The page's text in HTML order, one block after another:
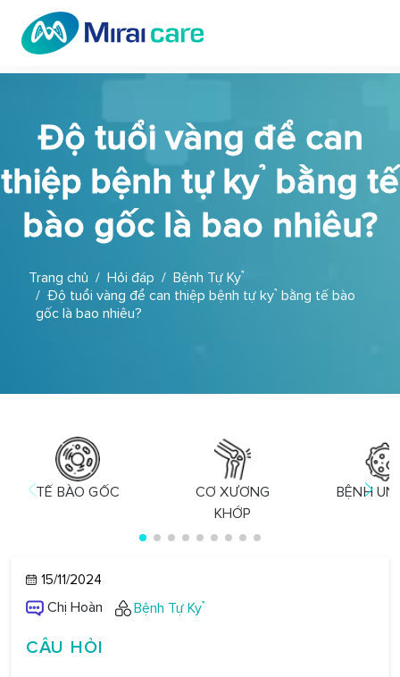
Độ tuổi vàng để can
thiệp bệnh tự kỷ bằng tế
bào gốc là bao nhiêu?
Trang chủ Hỏi đáp
Bệnh Tự Kỷ
Độ tuổi vàng để can thiệp bệnh tự kỷ bằng tế bào
gốc là bao nhiêu?
TẾ BÀO GỐC
CƠ XƯƠNG
KHỚP
BỆNH
15/11/2024
Chị Hoàn Bệnh Tự Kỷ
CÂU HỎI